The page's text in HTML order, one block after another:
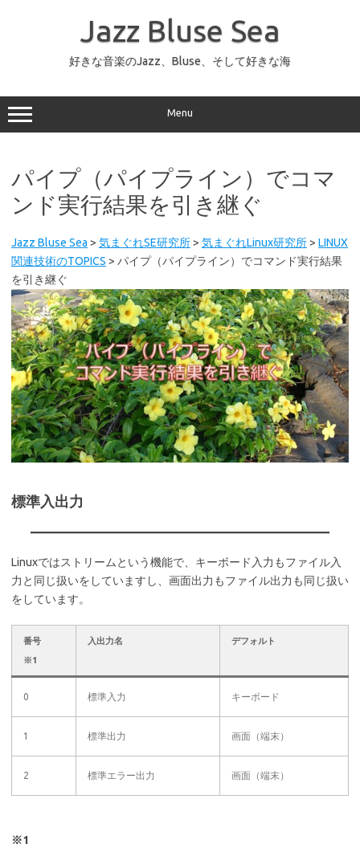
ッ
プ
Jazz Bluse Sea
好きな音楽のJazz、Bluse、そして好きな海
Menu
パイプ（パイプライン）でコマ
ンド実行結果を引き継ぐ
Jazz Bluse Sea > 気まぐれSE研究所> 気まぐれLinux研究所> LINUX
関連技術のTOPICS > パイプ（パイプライン）でコマンド実行結果
を引き継ぐ
標準入出力
Linuxではストリームという機能で、キーボード入力もファイル入
力と同じ扱いをしていますし、画面出力もファイル出力も同じ扱い
をしています。
番号
※1
入出力名 デフォルト
0 標準入力 キーボード
1 標準出力 画面（端末）
2 標準エラー出力 画面（端末）
※1